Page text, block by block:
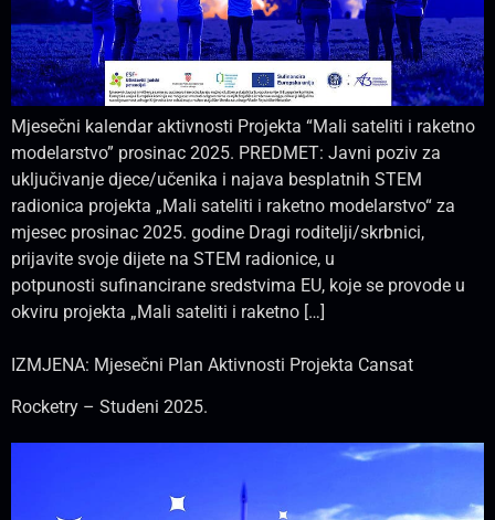
Mjesečni kalendar aktivnosti Projekta “Mali sateliti i raketno
modelarstvo” prosinac 2025. PREDMET: Javni poziv za
uključivanje djece/učenika i najava besplatnih STEM
radionica projekta „Mali sateliti i raketno modelarstvo“ za
mjesec prosinac 2025. godine Dragi roditelji/skrbnici,
prijavite svoje dijete na STEM radionice, u
potpunosti sufinancirane sredstvima EU, koje se provode u
okviru projekta „Mali sateliti i raketno […]
IZMJENA: Mjesečni Plan Aktivnosti Projekta Cansat
Rocketry – Studeni 2025.